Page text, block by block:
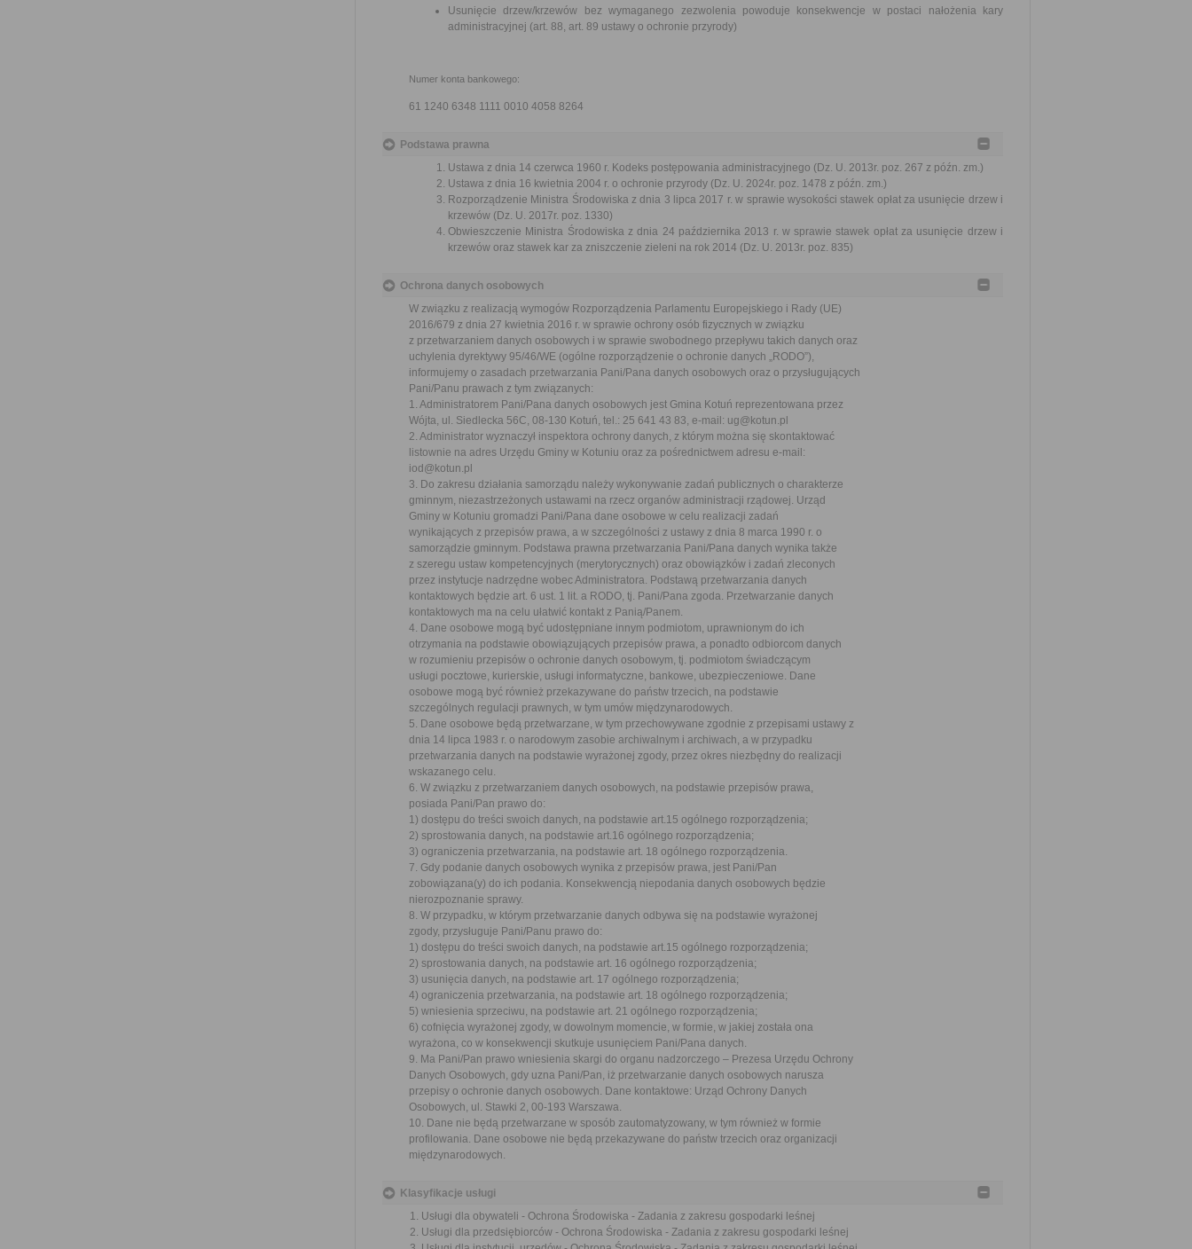
Usunięcie drzew/krzewów bez wymaganego zezwolenia powoduje konsekwencje w postaci nałożenia kary
administracyjnej (art. 88, art. 89 ustawy o ochronie przyrody)
Numer konta bankowego:
61 1240 6348 1111 0010 4058 8264
Podstawa prawna
Ustawa z dnia 14 czerwca 1960 r. Kodeks postępowania administracyjnego (Dz. U. 2013r. poz. 267 z późn. zm.)
Ustawa z dnia 16 kwietnia 2004 r. o ochronie przyrody (Dz. U. 2024r. poz. 1478 z późn. zm.)
Rozporządzenie Ministra Środowiska z dnia 3 lipca 2017 r. w sprawie wysokości stawek opłat za usunięcie drzew i
krzewów (Dz. U. 2017r. poz. 1330)
Obwieszczenie Ministra Środowiska z dnia 24 października 2013 r. w sprawie stawek opłat za usunięcie drzew i
krzewów oraz stawek kar za zniszczenie zieleni na rok 2014 (Dz. U. 2013r. poz. 835)
Ochrona danych osobowych
W związku z realizacją wymogów Rozporządzenia Parlamentu Europejskiego i Rady (UE)
2016/679 z dnia 27 kwietnia 2016 r. w sprawie ochrony osób fizycznych w związku
z przetwarzaniem danych osobowych i w sprawie swobodnego przepływu takich danych oraz
uchylenia dyrektywy 95/46/WE (ogólne rozporządzenie o ochronie danych „RODO”),
informujemy o zasadach przetwarzania Pani/Pana danych osobowych oraz o przysługujących
Pani/Panu prawach z tym związanych:
1. Administratorem Pani/Pana danych osobowych jest Gmina Kotuń reprezentowana przez
Wójta, ul. Siedlecka 56C, 08-130 Kotuń, tel.: 25 641 43 83, e-mail: ug@kotun.pl
2. Administrator wyznaczył inspektora ochrony danych, z którym można się skontaktować
listownie na adres Urzędu Gminy w Kotuniu oraz za pośrednictwem adresu e-mail:
iod@kotun.pl
3. Do zakresu działania samorządu należy wykonywanie zadań publicznych o charakterze
gminnym, niezastrzeżonych ustawami na rzecz organów administracji rządowej. Urząd
Gminy w Kotuniu gromadzi Pani/Pana dane osobowe w celu realizacji zadań
wynikających z przepisów prawa, a w szczególności z ustawy z dnia 8 marca 1990 r. o
samorządzie gminnym. Podstawa prawna przetwarzania Pani/Pana danych wynika także
z szeregu ustaw kompetencyjnych (merytorycznych) oraz obowiązków i zadań zleconych
przez instytucje nadrzędne wobec Administratora. Podstawą przetwarzania danych
kontaktowych będzie art. 6 ust. 1 lit. a RODO, tj. Pani/Pana zgoda. Przetwarzanie danych
kontaktowych ma na celu ułatwić kontakt z Panią/Panem.
4. Dane osobowe mogą być udostępniane innym podmiotom, uprawnionym do ich
otrzymania na podstawie obowiązujących przepisów prawa, a ponadto odbiorcom danych
w rozumieniu przepisów o ochronie danych osobowym, tj. podmiotom świadczącym
usługi pocztowe, kurierskie, usługi informatyczne, bankowe, ubezpieczeniowe. Dane
osobowe mogą być również przekazywane do państw trzecich, na podstawie
szczególnych regulacji prawnych, w tym umów międzynarodowych.
5. Dane osobowe będą przetwarzane, w tym przechowywane zgodnie z przepisami ustawy z
dnia 14 lipca 1983 r. o narodowym zasobie archiwalnym i archiwach, a w przypadku
przetwarzania danych na podstawie wyrażonej zgody, przez okres niezbędny do realizacji
wskazanego celu.
6. W związku z przetwarzaniem danych osobowych, na podstawie przepisów prawa,
posiada Pani/Pan prawo do:
1) dostępu do treści swoich danych, na podstawie art.15 ogólnego rozporządzenia;
2) sprostowania danych, na podstawie art.16 ogólnego rozporządzenia;
3) ograniczenia przetwarzania, na podstawie art. 18 ogólnego rozporządzenia.
7. Gdy podanie danych osobowych wynika z przepisów prawa, jest Pani/Pan
zobowiązana(y) do ich podania. Konsekwencją niepodania danych osobowych będzie
nierozpoznanie sprawy.
8. W przypadku, w którym przetwarzanie danych odbywa się na podstawie wyrażonej
zgody, przysługuje Pani/Panu prawo do:
1) dostępu do treści swoich danych, na podstawie art.15 ogólnego rozporządzenia;
2) sprostowania danych, na podstawie art. 16 ogólnego rozporządzenia;
3) usunięcia danych, na podstawie art. 17 ogólnego rozporządzenia;
4) ograniczenia przetwarzania, na podstawie art. 18 ogólnego rozporządzenia;
5) wniesienia sprzeciwu, na podstawie art. 21 ogólnego rozporządzenia;
6) cofnięcia wyrażonej zgody, w dowolnym momencie, w formie, w jakiej została ona
wyrażona, co w konsekwencji skutkuje usunięciem Pani/Pana danych.
9. Ma Pani/Pan prawo wniesienia skargi do organu nadzorczego – Prezesa Urzędu Ochrony
Danych Osobowych, gdy uzna Pani/Pan, iż przetwarzanie danych osobowych narusza
przepisy o ochronie danych osobowych. Dane kontaktowe: Urząd Ochrony Danych
Osobowych, ul. Stawki 2, 00-193 Warszawa.
10. Dane nie będą przetwarzane w sposób zautomatyzowany, w tym również w formie
profilowania. Dane osobowe nie będą przekazywane do państw trzecich oraz organizacji
międzynarodowych.
Klasyfikacje usługi
Usługi dla obywateli - Ochrona Środowiska - Zadania z zakresu gospodarki leśnej
Usługi dla przedsiębiorców - Ochrona Środowiska - Zadania z zakresu gospodarki leśnej